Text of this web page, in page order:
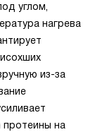
углом,
нагрева
из-за
на